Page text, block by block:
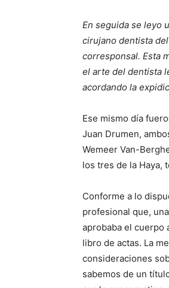
En seguida se leyo
cirujano dentista
corresponsal. Esta
el arte del dentista
acordando la
Ese mismo día
Juan Drumen,
Wemeer Van-
los tres de la Haya,
Conforme a lo
profesional que,
aprobaba el cuerpo
libro de actas. La
consideraciones
sabemos de un